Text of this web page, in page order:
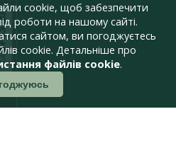
cookie, щоб забезпечити
роботи на нашому сайті.
сайтом, ви погоджуєтесь
cookie. Детальніше про
файлів cookie.